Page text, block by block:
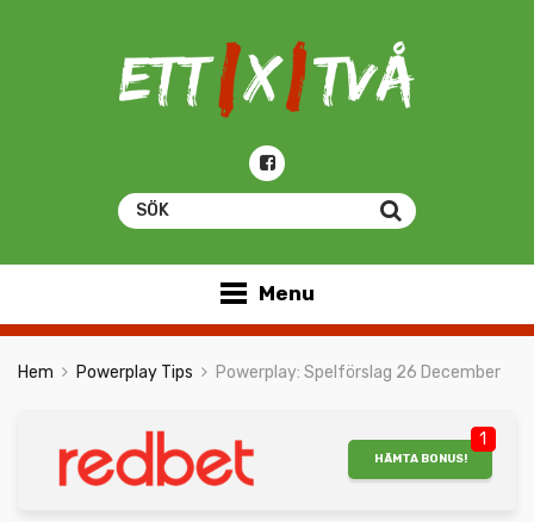
Menu
Hem Powerplay Tips Powerplay: Spelförslag 26 December
1
HÄMTA BONUS!